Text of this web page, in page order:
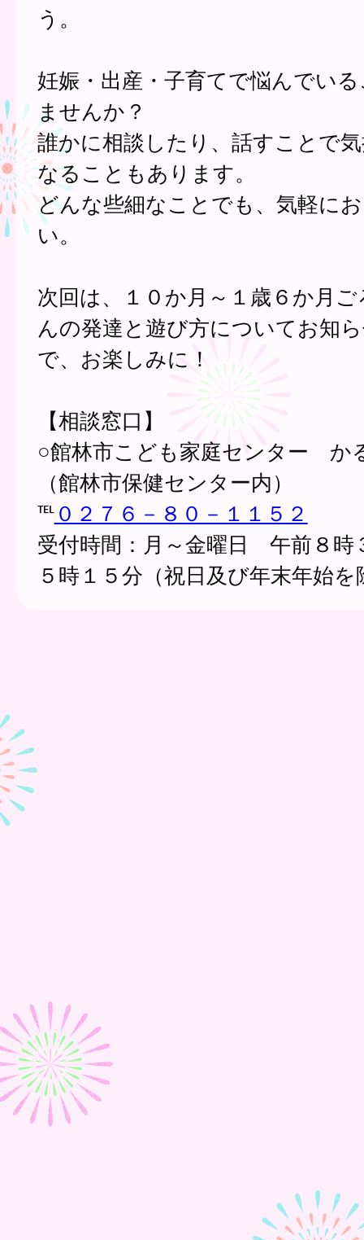
う。
妊娠・出産・子育てで悩んでい
ませんか？
誰かに相談したり、話すことで
なることもあります。
どんな些細なことでも、気軽に
い。
次回は、１０か月～１歳６か月
んの発達と遊び方についてお知
で、お楽しみに！
【相談窓口】
○館林市こども家庭センター か
（館林市保健センター内）
℡０２７６－８０－１１５２
受付時間：月～金曜日 午前８時
５時１５分（祝日及び年末年始を